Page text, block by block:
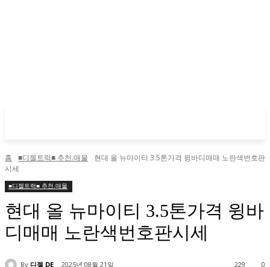
홈 ■디젤트럭■ 추천.매물
현대 올 뉴마이티 3.5톤가격 윙바디매매 노란색번호판
시세
■디젤트럭■ 추천.매물
현대 올 뉴마이티 3.5톤가격 윙바
디매매 노란색번호판시세
By 디젤 DE 2025년 08월 21일 0
229